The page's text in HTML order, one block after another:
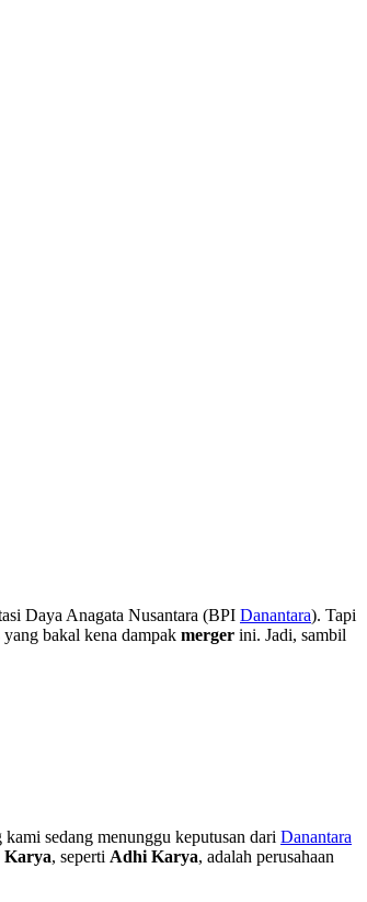
Daya Anagata Nusantara (BPI Danantara). Tapi
bakal kena dampak merger ini. Jadi, sambil
sedang menunggu keputusan dari Danantara
, seperti Adhi Karya, adalah perusahaan